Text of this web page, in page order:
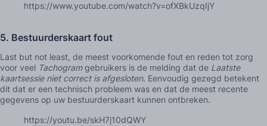
https://www.youtube.com/watch?v=ofXBkUzqIjY
5. Bestuurderskaart fout
Last but not least, de meest voorkomende fout en reden tot zorg
voor veel Tachogramgebruikers is de melding dat de Laatste
kaartsessie niet correct is afgesloten. Eenvoudig gezegd betekent
dit dat er een technisch probleem was en dat de meest recente
gegevens op uw bestuurderskaart kunnen ontbreken.
https://youtu.be/skH7j10dQWY